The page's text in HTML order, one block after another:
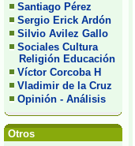
Santiago Pérez
Sergio Erick Ardón
Silvio Avilez Gallo
Sociales Cultura
Religión Educación
Víctor Corcoba H
Vladimir de la Cruz
Opinión - Análisis
Otros